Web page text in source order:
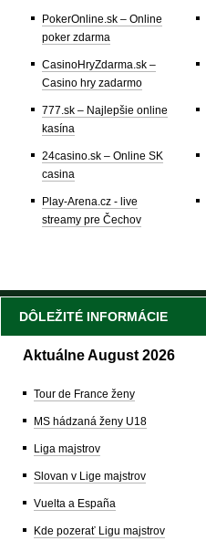
PokerOnline.sk – Online
poker zdarma
CasinoHryZdarma.sk –
Casino hry zadarmo
777.sk – Najlepšie online
kasína
24casino.sk – Online SK
casina
Play-Arena.cz - live
streamy pre Čechov
DÔLEŽITÉ INFORMÁCIE
Aktuálne August 2026
Tour de France ženy
MS hádzaná ženy U18
Liga majstrov
Slovan v Lige majstrov
Vuelta a España
Kde pozerať Ligu majstrov